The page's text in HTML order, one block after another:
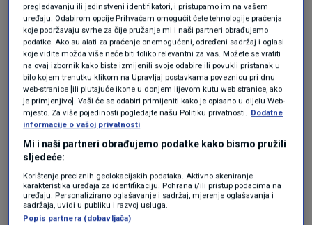
Bravo! Bravo! Bravo! Bravo! Bravo! Bravo! Od
srca vam želim svu sreću i uspjeh i svim srcem
se nadam da će ovakvo novinarstvo jednom
naći put do nacionalne frekvencije u Hrvatskoj.
Sramotno kukavičko zataškavanje svakog traga
istini o zločinačkom ustroju Države Izrael
nameće pitanje: koje je to pravno tijelo (ili
pravna osoba) u Republici Hrvatskoj ovlašteno
da odlučuje o tome koje će informacije biti
prezentirane javnosti, koje će biti zataškane ili
sasvim prešućene, a koje će biti toliko
iskrivljene da zapravo pretstavljaju
dezinformacije, i na osnovu kojih zakona to tijelo
pregledavanju ili jedinstveni identifikatori, i pristupamo im na vašem
uređaju. Odabirom opcije Prihvaćam omogućit ćete tehnologije praćenja
koje podržavaju svrhe za čije pružanje mi i naši partneri obrađujemo
podatke. Ako su alati za praćenje onemogućeni, određeni sadržaj i oglasi
koje vidite možda više neće biti toliko relevantni za vas. Možete se vratiti
na ovaj izbornik kako biste izmijenili svoje odabire ili povukli pristanak u
bilo kojem trenutku klikom na Upravljaj postavkama poveznicu pri dnu
web-stranice [ili plutajuće ikone u donjem lijevom kutu web stranice, ako
je primjenjivo]. Vaši će se odabiri primijeniti kako je opisano u dijelu Web-
mjesto. Za više pojedinosti pogledajte našu Politiku privatnosti. Dodatne
informacije o vašoj privatnosti
Mi i naši partneri obrađujemo podatke kako bismo pružili
sljedeće:
Korištenje preciznih geolokacijskih podataka. Aktivno skeniranje
karakteristika uređaja za identifikaciju. Pohrana i/ili pristup podacima na
uređaju. Personalizirano oglašavanje i sadržaj, mjerenje oglašavanja i
sadržaja, uvidi u publiku i razvoj usluga.
Popis partnera (dobavljača)